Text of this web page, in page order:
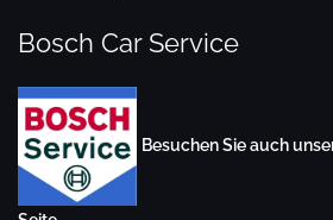
Bosch Car Service
Besuchen Sie auch